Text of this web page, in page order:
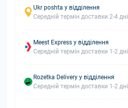
Ukr poshta у відділення
Середній термін доставки 2-4 дні
Meest Express у відділення
Середній термін доставки 1-2 дні
Rozetka Delivery у відділення
Середній термін доставки 1-2 дні